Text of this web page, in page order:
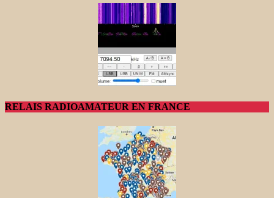
RELAIS RADIOAMATEUR EN FRANCE